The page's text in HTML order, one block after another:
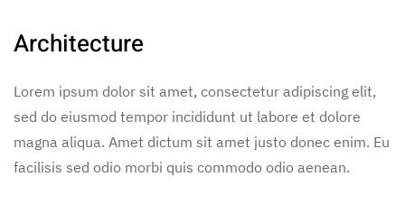
Architecture
Lorem ipsum dolor sit amet, consectetur adipiscing elit,
sed do eiusmod tempor incididunt ut labore et dolore
magna aliqua. Amet dictum sit amet justo donec enim. Eu
facilisis sed odio morbi quis commodo odio aenean.